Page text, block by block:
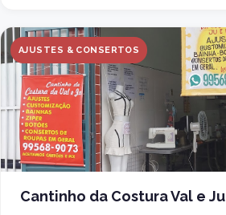
AJUSTES & CONSERTOS
Cantinho da Costura Val e Ju